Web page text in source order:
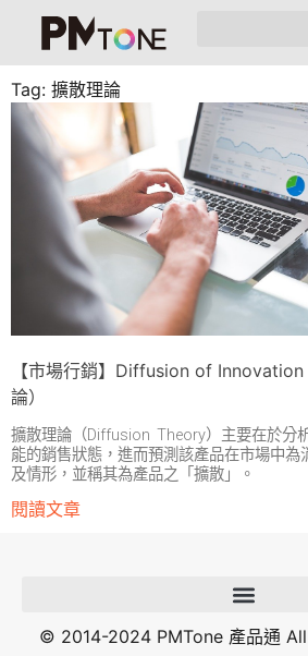
Tag: 擴散理論
【市場行銷】Diffusion of
論）
擴散理論（Diffusion Theory）主要在於分
能的銷售狀態，進而預測該產品在市場中為
及情形，並稱其為產品之「擴散」。
閱讀文章
© 2014-2024 PMTone 產品通